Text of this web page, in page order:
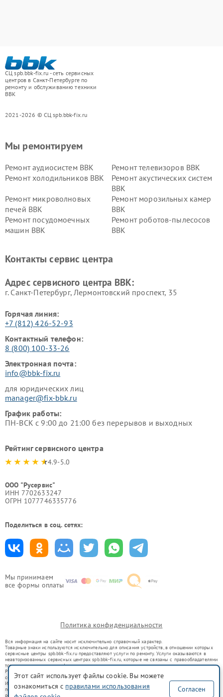
СЦ spb.bbk-fix.ru - сеть сервисных
центров в Санкт-Петербурге по
ремонту и обслуживанию техники
BBK
2021-2026 © СЦ spb.bbk-fix.ru
Мы принимаем
все формы оплаты
Мы ремонтируем
Ремонт аудиосистем BBK
Ремонт телевизоров BBK
Ремонт холодильников BBK
Ремонт акустических систем
BBK
Ремонт микроволновых
печей BBK
Ремонт морозильных камер
BBK
Ремонт посудомоечных
машин BBK
Ремонт роботов-пылесосов
BBK
Ремонт винных шкафов BBK
Контакты сервис центра
Адрес сервисного центра BBK:
г. Санкт-Петербург, Лермонтовский проспект, 35
Горячая линия:
+7 (812) 426-52-93
Контактный телефон:
8 (800) 100-33-26
Электронная почта:
info@bbk-fix.ru
для юридических лиц
manager@fix-bbk.ru
График работы:
ПН-ВСК с 9:00 до 21:00 без перерывов и выходных
Рейтинг сервисного центра
4.9-5.0
ООО "Русервис"
ИНН 7702633247
ОГРН 1077746335776
Поделиться в соц. сетях:
Политика конфиденциальности
Вся информация на сайте носит исключительно справочный характер.
Товарные знаки используются исключительно для описания устройств, в отношении которых
сервисные центры spb.bbk-fix.ru предоставляют услуги по ремонту. Услуги оказываются в
неавторизованных сервисных центрах spb.bbk-fix.ru, которые не связаны с правообладателями
товарных знаков или их официальными представителями.
Ремонт осуществляется для устройств, уже введенных в гражданский оборот в соответствии
со статьей 1487 ГК РФ.
Использование товарных знаков не преследует цели индивидуализации услуг или введения
потребителей в заблуждение, а служит для информирования о предоставляемых услугах по
ремонту техники указанных брендов.
Этот сайт использует файлы cookie. Вы можете
ознакомиться с правилами использования
Согласен